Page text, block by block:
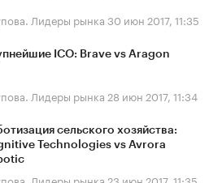
Лидеры рынка 30 июн 2017, 11:35
ICO: Brave vs Aragon
Лидеры рынка 28 июн 2017, 11:34
сельского хозяйства:
Technologies vs Avrora
Лидеры рынка 23 июн 2017, 11:35